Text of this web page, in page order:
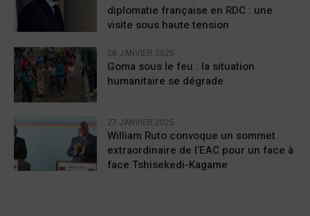
diplomatie française en RDC : une
visite sous haute tension
28 JANVIER 2025
Goma sous le feu : la situation
humanitaire se dégrade
27 JANVIER 2025
William Ruto convoque un sommet
extraordinaire de l’EAC pour un face à
face Tshisekedi-Kagame